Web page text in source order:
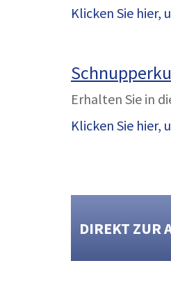
Klicken Sie hier,
Erhalten Sie in
Klicken Sie hier,
DIREKT ZUR